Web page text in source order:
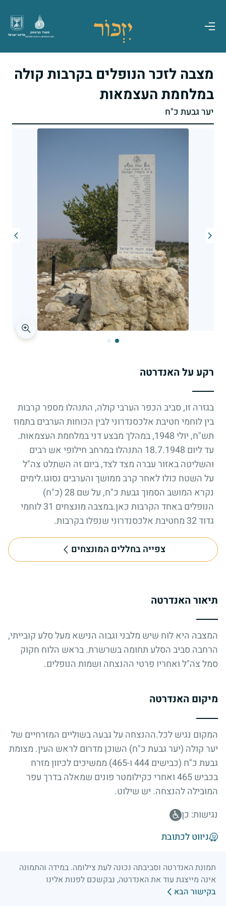
מדינת ישראל
משרד הביטחון
אגף משפחות, הנצחה ומורשת
מצבה לזכר הנופלים בקרבות קולה
במלחמת העצמאות
יער גבעת כ"ח
רקע על האנדרטה
בגזרה זו, סביב הכפר הערבי קולה, התנהלו מספר קרבות
בין לוחמי חטיבת אלכסנדרוני לבין הכוחות הערבים בתמוז
תש"ח, יולי 1948, במהלך מבצע דני במלחמת העצמאות.
עד ליום 18.7.1948 התנהלו במרחב חילופי אש רבים
והשליטה באזור עברה מצד לצד, ביום זה השתלט צה"ל
על השטח כולו לאחר קרב ממושך והערבים נסוגו.לימים
נקרא המושב הסמוך גבעת כ"ח, על שם 28 (כ"ח)
הנופלים באחד הקרבות כאן.במצבה מונצחים 31 לוחמי
גדוד 32 מחטיבת אלכסנדרוני שנפלו בקרבות.
צפייה בחללים המונצחים
תיאור האנדרטה
המצבה היא לוח שיש מלבני וגבוה הנישא מעל סלע קובייתי,
הרחבה סביב הסלע תחומה בשרשרת. בראש הלוח חקוק
סמל צה"ל ואחריו פרטי ההנצחה ושמות הנופלים.
מיקום האנדרטה
המקום נגיש לכל.ההנצחה על גבעה בשוליים המזרחיים של
יער קולה (יער גבעת כ"ח) השוכן מדרום לראש העין. מצומת
גבעת כ"ח (כבישים 444 ו-465) ממשיכים לכיוון מזרח
בכביש 465 ואחרי כקילומטר פונים שמאלה בדרך עפר
המובילה להנצחה. יש שילוט.
נגישות: כן
ניווט לכתובת
תמונת האנדרטה וסביבתה נכונה לעת צילומה. במידה והתמונה
אינה מייצגת עוד את האנדרטה, נבקשכם לפנות אלינו
בקישור הבא